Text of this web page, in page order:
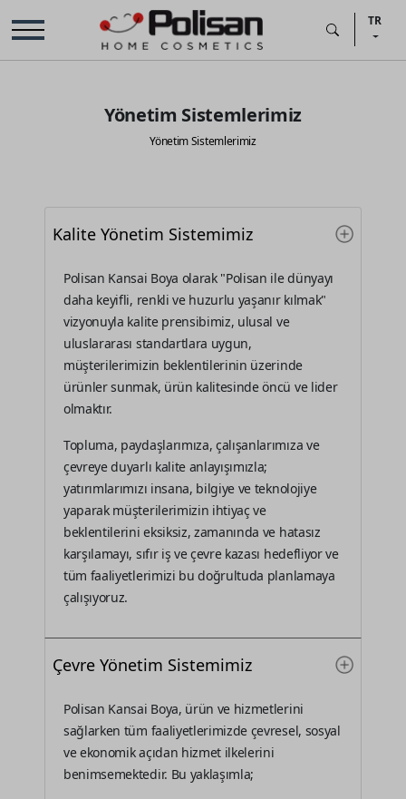
TR
Yönetim Sistemlerimiz
Yönetim Sistemlerimiz
Kalite Yönetim Sistemimiz
Polisan Kansai Boya olarak "Polisan ile dünyayı
daha keyifli, renkli ve huzurlu yaşanır kılmak"
vizyonuyla kalite prensibimiz, ulusal ve
uluslararası standartlara uygun,
müşterilerimizin beklentilerinin üzerinde
ürünler sunmak, ürün kalitesinde öncü ve lider
olmaktır.
Topluma, paydaşlarımıza, çalışanlarımıza ve
çevreye duyarlı kalite anlayışımızla;
yatırımlarımızı insana, bilgiye ve teknolojiye
yaparak müşterilerimizin ihtiyaç ve
beklentilerini eksiksiz, zamanında ve hatasız
karşılamayı, sıfır iş ve çevre kazası hedefliyor ve
tüm faaliyetlerimizi bu doğrultuda planlamaya
çalışıyoruz.
Çevre Yönetim Sistemimiz
Polisan Kansai Boya, ürün ve hizmetlerini
sağlarken tüm faaliyetlerimizde çevresel, sosyal
ve ekonomik açıdan hizmet ilkelerini
benimsemektedir. Bu yaklaşımla;